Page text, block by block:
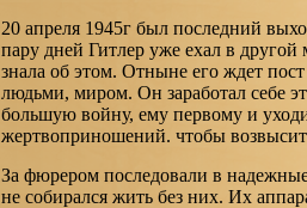
20 апреля 1945г был последний
пару дней Гитлер уже ехал в
знала об этом. Отныне его ждет
людьми, миром. Он заработал себе
большую войну, ему первому и
жертвоприношений. чтобы
За фюрером последовали в
не собирался жить без них. Их